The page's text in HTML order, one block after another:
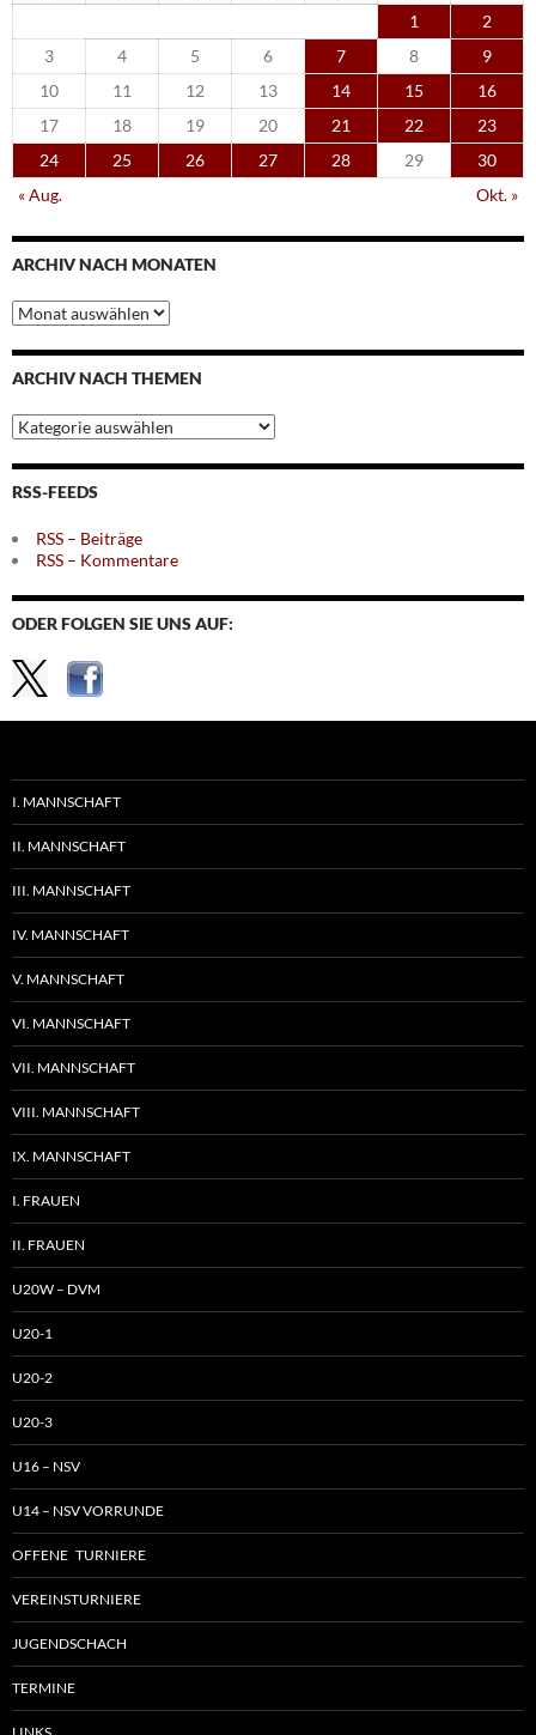
1
2
3
4 5 6 7 8
9
10
11 12 13 14 15
16
17
18 19 20 21 22
23
24
25 26 27 28 29
30
« Aug.
Okt. »
ARCHIV NACH MONATEN
Archiv
nach
Monaten
ARCHIV NACH THEMEN
Archiv
nach
Themen
RSS-FEEDS
RSS – Beiträge
RSS – Kommentare
ODER FOLGEN SIE UNS AUF:
I. MANNSCHAFT
II. MANNSCHAFT
III. MANNSCHAFT
IV. MANNSCHAFT
V. MANNSCHAFT
VI. MANNSCHAFT
VII. MANNSCHAFT
VIII. MANNSCHAFT
IX. MANNSCHAFT
I. FRAUEN
II. FRAUEN
U20W – DVM
U20-1
U20-2
U20-3
U16 – NSV
U14 – NSV VORRUNDE
OFFENE TURNIERE
VEREINSTURNIERE
JUGENDSCHACH
TERMINE